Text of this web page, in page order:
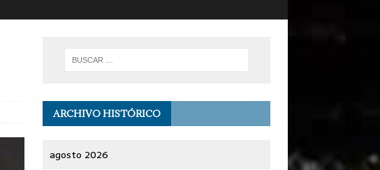
ARCHIVO HISTÓRICO
agosto 2026